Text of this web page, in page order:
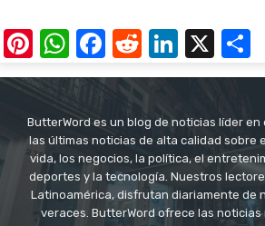
Pinterest
WhatsApp
Facebook
Reddit X
ButterWord es un blog de noticias líder en
las últimas noticias de alta calidad sobre
vida, los negocios, la política, el
deportes y la tecnología. Nuestros
Latinoamérica, disfrutan diariamente de
veraces. ButterWord ofrece las noticias